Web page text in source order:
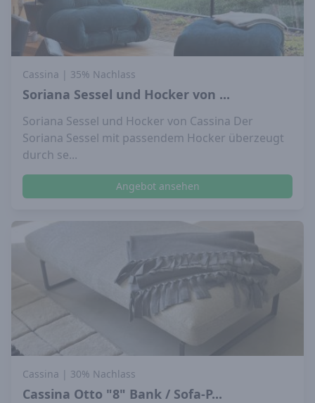
Cassina | 35% Nachlass
Soriana Sessel und Hocker von ...
Soriana Sessel und Hocker von Cassina Der
Soriana Sessel mit passendem Hocker überzeugt
durch se...
Angebot ansehen
Cassina | 30% Nachlass
Cassina Otto "8" Bank / Sofa-P...